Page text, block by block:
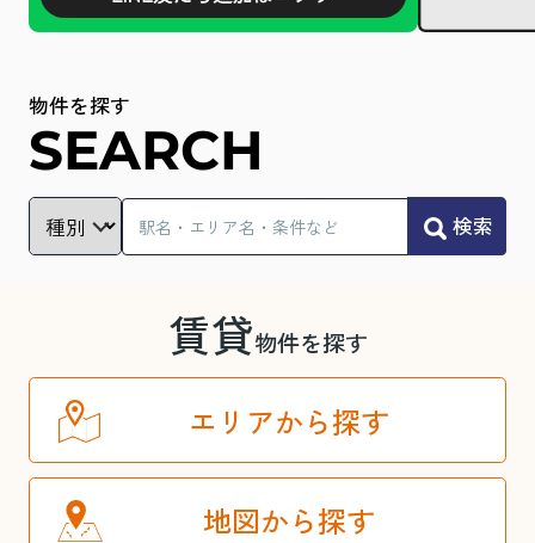
物件を探す
SEARCH
検索
賃貸物件を探す
エリアから探す
地図から探す